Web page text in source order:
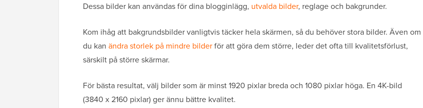
Dessa bilder kan användas för dina blogginlägg, utvalda bilder, reglage och bakgrunder.
Kom ihåg att bakgrundsbilder vanligtvis täcker hela skärmen, så du behöver stora bilder. Även om
du kan ändra storlek på mindre bilderför att göra dem större, leder det ofta till kvalitetsförlust,
särskilt på större skärmar.
För bästa resultat, välj bilder som är minst 1920 pixlar breda och 1080 pixlar höga. En 4K-bild
(3840 x 2160 pixlar) ger ännu bättre kvalitet.